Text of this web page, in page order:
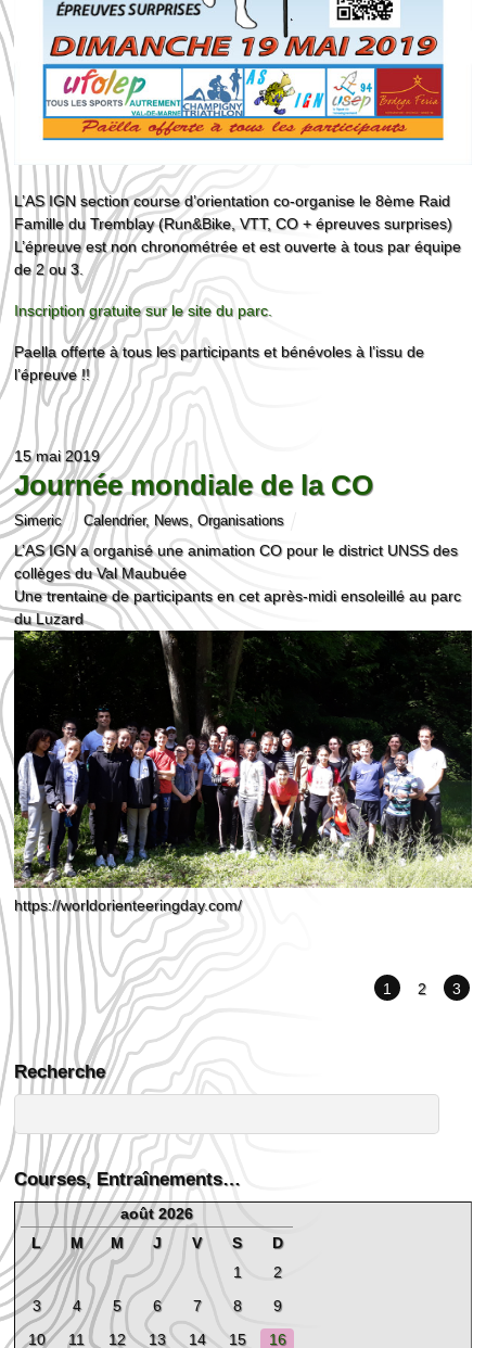
L’AS IGN section course d’orientation co-organise le 8ème Raid
Famille du Tremblay (Run&Bike, VTT, CO + épreuves surprises)
L’épreuve est non chronométrée et est ouverte à tous par équipe
de 2 ou 3.
Inscription gratuite sur le site du parc.
Paella offerte à tous les participants et bénévoles à l’issu de
l’épreuve !!
15 mai 2019
Journée mondiale de la CO
Simeric Calendrier, News ,Organisations
L’AS IGN a organisé une animation CO pour le district UNSS des
collèges du Val Maubuée
Une trentaine de participants en cet après-midi ensoleillé au parc
du Luzard
https://worldorienteeringday.com/
1 2 3
Recherche
Courses, Entraînements…
août 2026
L
M M J V S
D
1
2
3
4 5 6 7 8
9
10
11 12 13 14 15
16